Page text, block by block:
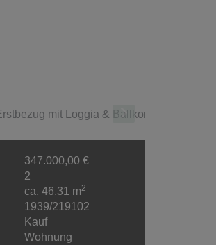
347.000,00 €
2
ca. 46,31 m2
1939/219102
Kauf
Wohnung